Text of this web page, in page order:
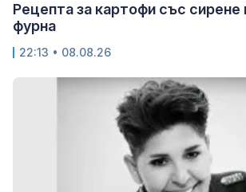
Рецепта за картофи със сирене
фурна
22:13 • 08.08.26